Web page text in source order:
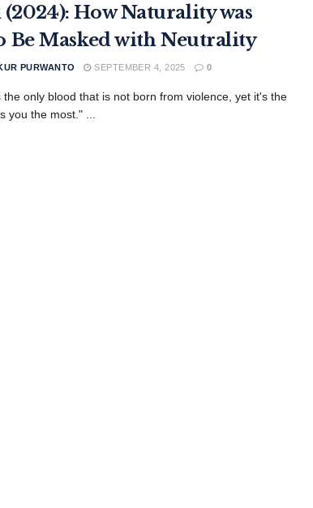
How Naturality was
Be Masked with Neutrality
PURWANTO SEPTEMBER 4, 2025 0
the only blood that is not born from violence, yet it's the
you the most." ...